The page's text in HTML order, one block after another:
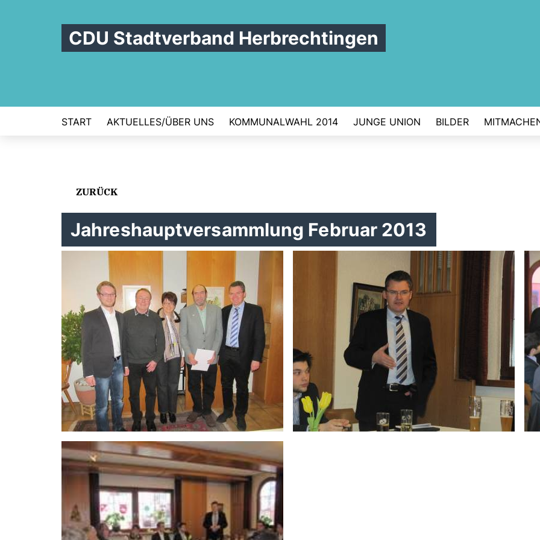
CDU Stadtverband Herbrechtingen
START AKTUELLES/ÜBER UNS KOMMUNALWAHL 2014 JUNGE UNION BILDER
ZURÜCK
Jahreshauptversammlung Februar 2013